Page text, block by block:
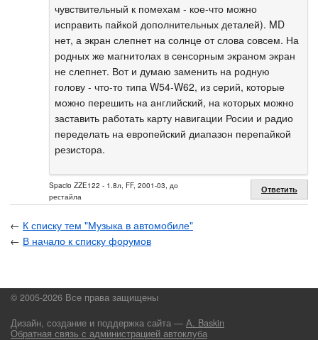
чувствительный к помехам - кое-что можно
исправить пайкой дополнительных деталей). MD
нет, а экран слепнет на солнце от слова совсем. На
родных же магнитолах в сенсорным экраном экран
не слепнет. Вот и думаю заменить на родную
голову - что-то типа W54-W62, из серий, которые
можно перешить на английский, на которых можно
заставить работать карту навигации Росии и радио
переделать на европейский диапазон перепайкой
резистора.
Spacio ZZE122 - 1.8л, FF, 2001-03, до
рестайла
Ответить
← К списку тем "Музыка в автомобиле"
← В начало к списку форумов
© 2005-2026 Все права защищены
Дизайн, создание и поддержка сайта — А. Baskin
Обратная связь с администрацией автоклуба